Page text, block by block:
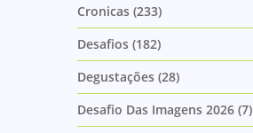
Cronicas (233)
Desafios (182)
Degustações (28)
Desafio Das Imagens 2026 (7)